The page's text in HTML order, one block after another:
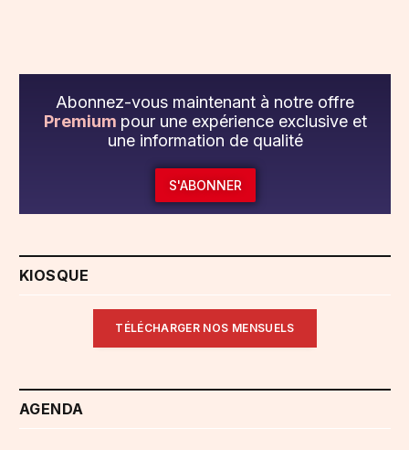
Abonnez-vous maintenant à notre offre
Premium pour une expérience exclusive et
une information de qualité
S'ABONNER
KIOSQUE
TÉLÉCHARGER NOS MENSUELS
AGENDA